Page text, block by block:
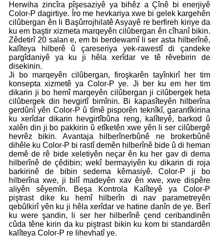
Herwiha zincîra pîşesaziyê ya bihêz a Çînê bi enerjiyê
Color-P dagirtiye. Îro me hevkariya xwe bi gelek kargehên
cilûbergan ên li Başûrrojhilatê Asyayê re berfireh kiriye da
ku em baştir xizmeta marqeyên cilûbergan ên cîhanî bikin.
Zêdetirî 20 salan e, em bi berdewamî li ser asta hilberînê,
kalîteya hilberê û çareseriya yek-rawestî di çandeke
pargîdaniyê ya ku ji hêla xerîdar ve tê rêvebirin de
disekinin.
Ji bo marqeyên cilûbergan, firoşkarên tayînkirî her tim
konsepta xizmetê ya Color-P ye. Ji ber ku em her tim
dikarin ji bo hemî marqeyên cilûbergan ji cilûbergek heta
cilûbergek din hevgirtî bimînin. Bi kapasîteyên hilberîna
gerdûnî yên Color-P û tîmê pisporên teknîkî, garantîkirina
ku xerîdar dikarin hevgirtîbûna reng, kalîteyê, barkod û
xalên din ji bo pakkirin û etîketên xwe yên li ser cilûbergê
hevrêz bikin. Avantaja hilberînerbûnê ne brokerbûnê
dihêle ku Color-P bi rastî demên hilberînê bide û di heman
demê de rê bide xeletiyên neçar ên ku her gav di dema
hilberînê de çêdibin; wekî bermayiyên ku dikarin di roja
barkirinê de bibin sedema kêmasiyê. Color-P ji bo
hilberîna xwe, ji bilî madeyên xav ên xwe, xwe dispêre
aliyên sêyemîn. Beşa Kontrola Kalîteyê ya Color-P
piştrast dike ku hemî hilberîn di nav parametreyên
qebûlkirî yên ku ji hêla xerîdar ve hatine danîn de ye. Berî
ku were şandin, li ser her hilberînê çend ceribandinên
cûda têne kirin da ku piştrast bikin ku kom bi standardên
kalîteya Color-P re lihevhatî ye.